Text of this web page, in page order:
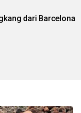
dari Barcelona